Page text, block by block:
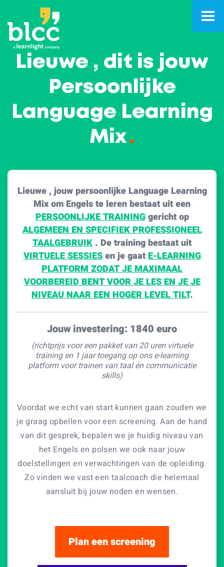
Lieuwe , dit is jouw
Persoonlijke
Language Learning
Mix .
Lieuwe , jouw persoonlijke Language Learning
Mix om Engels te leren bestaat uit een
PERSOONLIJKE TRAININGgericht op
ALGEMEEN EN SPECIFIEK PROFESSIONEEL
TAALGEBRUIK . De training bestaat uit
VIRTUELE SESSIESen je gaatE-LEARNING
PLATFORM ZODAT JE MAXIMAAL
VOORBEREID BENT VOOR JE LES EN JE JE
NIVEAU NAAR EEN HOGER LEVEL TILT.
Jouw investering: 1840 euro
(richtprijs voor een pakket van 20 uren virtuele
training en 1 jaar toegang op ons e-learning
platform voor trainen van taal én communicatie
skills)
Voordat we echt van start kunnen gaan zouden we
je graag opbellen voor een screening. Aan de hand
van dit gesprek, bepalen we je huidig niveau van
het Engels en polsen we ook naar jouw
doelstellingen en verwachtingen van de opleiding.
Zo vinden we vast een taalcoach die helemaal
aansluit bij jouw noden en wensen.
Plan een screening